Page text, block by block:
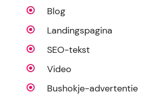
Blog
Landingspagina
SEO-tekst
Video
Bushokje-advertentie